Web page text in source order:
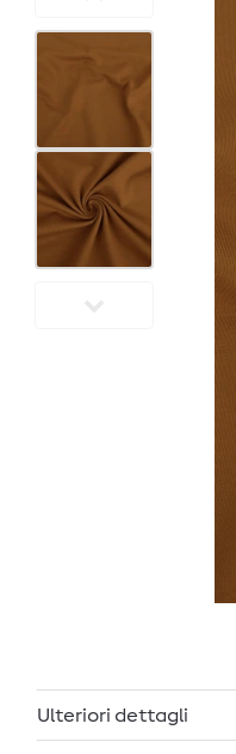
Ulteriori dettagli